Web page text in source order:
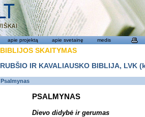
apie projektą apie svetainę medis
BIBLIJOS SKAITYMAS
RUBŠIO IR KAVALIAUSKO BIBLIJA,
Psalmynas
PSALMYNAS
Dievo didybė ir gerumas